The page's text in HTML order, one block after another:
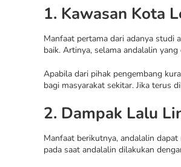
1. Kawasan Kota
Manfaat pertama dari adanya studi
baik. Artinya, selama andalalin
Apabila dari pihak pengembang
bagi masyarakat sekitar. Jika terus
2. Dampak Lalu
Manfaat berikutnya, andalalin
pada saat andalalin dilakukan